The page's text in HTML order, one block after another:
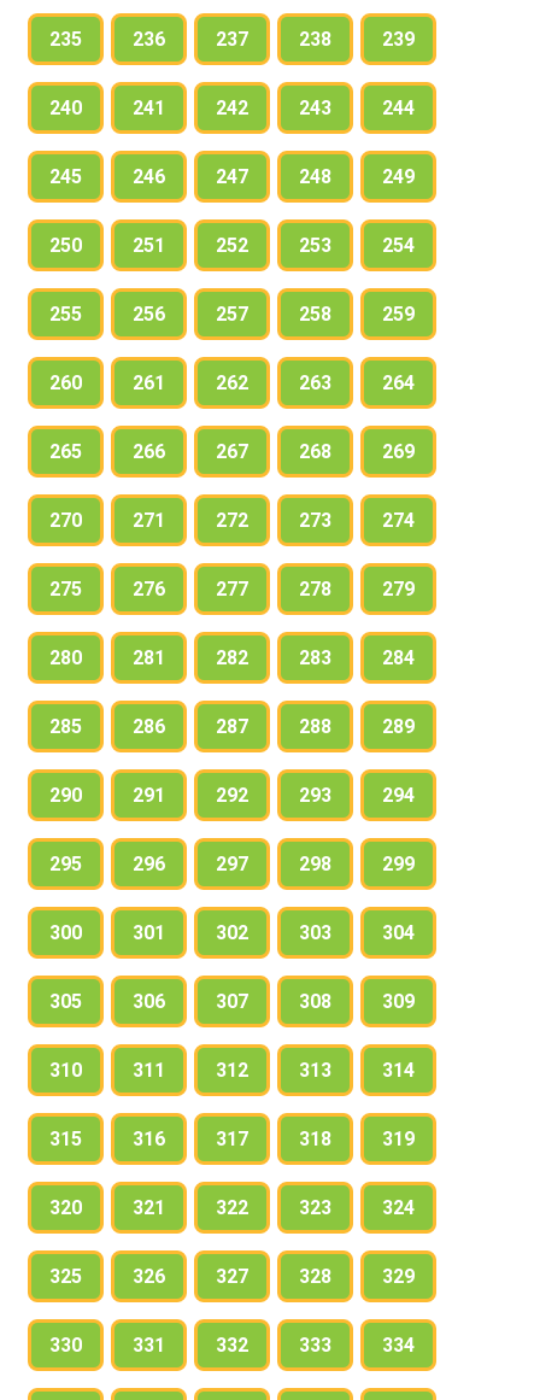
235 236 237 238 239
240 241 242 243 244
245 246 247 248 249
250 251 252 253 254
255 256 257 258 259
260 261 262 263 264
265 266 267 268 269
270 271 272 273 274
275 276 277 278 279
280 281 282 283 284
285 286 287 288 289
290 291 292 293 294
295 296 297 298 299
300 301 302 303 304
305 306 307 308 309
310 311 312 313 314
315 316 317 318 319
320 321 322 323 324
325 326 327 328 329
330 331 332 333 334